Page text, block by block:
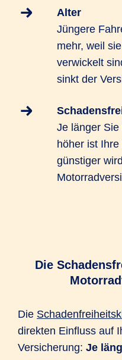
Alter
Jüngere
mehr, weil
verwickelt
sinkt der
Je länger
höher ist
günstiger
Die
Die
direkten Einfluss auf
Versicherung: Je